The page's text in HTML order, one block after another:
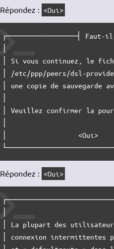
Répondez : <Oui>
┌──────────────┤ Faut-
│ Si vous continuez, le
│ /etc/ppp/peers/dsl-
│ une copie de
│ Veuillez confirmer la
│                  <Oui>
Répondez : <Oui>
│ La plupart des
│ connexion intermittentes